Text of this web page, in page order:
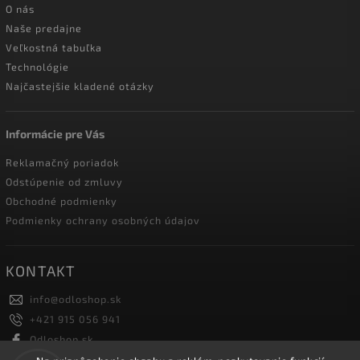
O nás
Naše predajne
Veľkostná tabuľka
Technológie
Najčastejšie kladené otázky
Informácie pre Vás
Reklamačný poriadok
Odstúpenie od zmluvy
Obchodné podmienky
Podmienky ochrany osobných údajov
KONTAKT
info@odloshop.sk
+421 915 056 941
Odloshop.sk